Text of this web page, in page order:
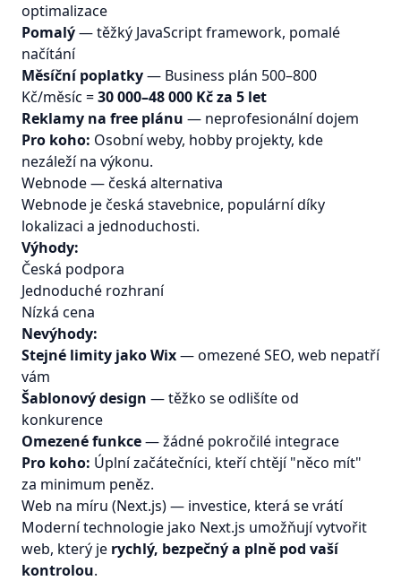
optimalizace
Pomalý— těžký JavaScript framework, pomalé
načítání
Měsíční poplatky— Business plán 500–800
Kč/měsíc =30 000–48 000 Kč za 5 let
Reklamy na free plánu — neprofesionální dojem
Pro koho: Osobní weby, hobby projekty, kde
nezáleží na výkonu.
Webnode — česká alternativa
Webnode je česká stavebnice, populární díky
lokalizaci a jednoduchosti.
Výhody:
Česká podpora
Jednoduché rozhraní
Nízká cena
Nevýhody:
Stejné limity jako Wix— omezené SEO, web nepatří
vám
Šablonový design — těžko se odlišíte od
konkurence
Omezené funkce— žádné pokročilé integrace
Pro koho: Úplní začátečníci, kteří chtějí "něco mít"
za minimum peněz.
Web na míru (Next.js) — investice, která se vrátí
Moderní technologie jako Next.js umožňují vytvořit
web, který je rychlý, bezpečný a plně pod vaší
kontrolou.